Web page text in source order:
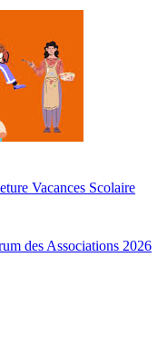
Vacances Scolaire
des Associations 2026